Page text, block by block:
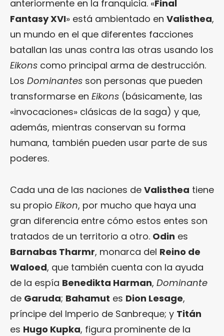
anteriormente en la franquicia. «Final
Fantasy XVI» está ambientado en Valisthea,
un mundo en el que diferentes facciones
batallan las unas contra las otras usando los
Eikons como principal arma de destrucción.
Los Dominantes son personas que pueden
transformarse en Eikons (básicamente, las
«invocaciones» clásicas de la saga) y que,
además, mientras conservan su forma
humana, también pueden usar parte de sus
poderes.
Cada una de las naciones de Valisthea tiene
su propio Eikon, por mucho que haya una
gran diferencia entre cómo estos entes son
tratados de un territorio a otro. Odin es
Barnabas Tharmr, monarca del Reino de
Waloed, que también cuenta con la ayuda
de la espía Benedikta Harman, Dominante
de Garuda; Bahamut es Dion Lesage,
príncipe del Imperio de Sanbreque; y Titán
es Hugo Kupka, figura prominente de la